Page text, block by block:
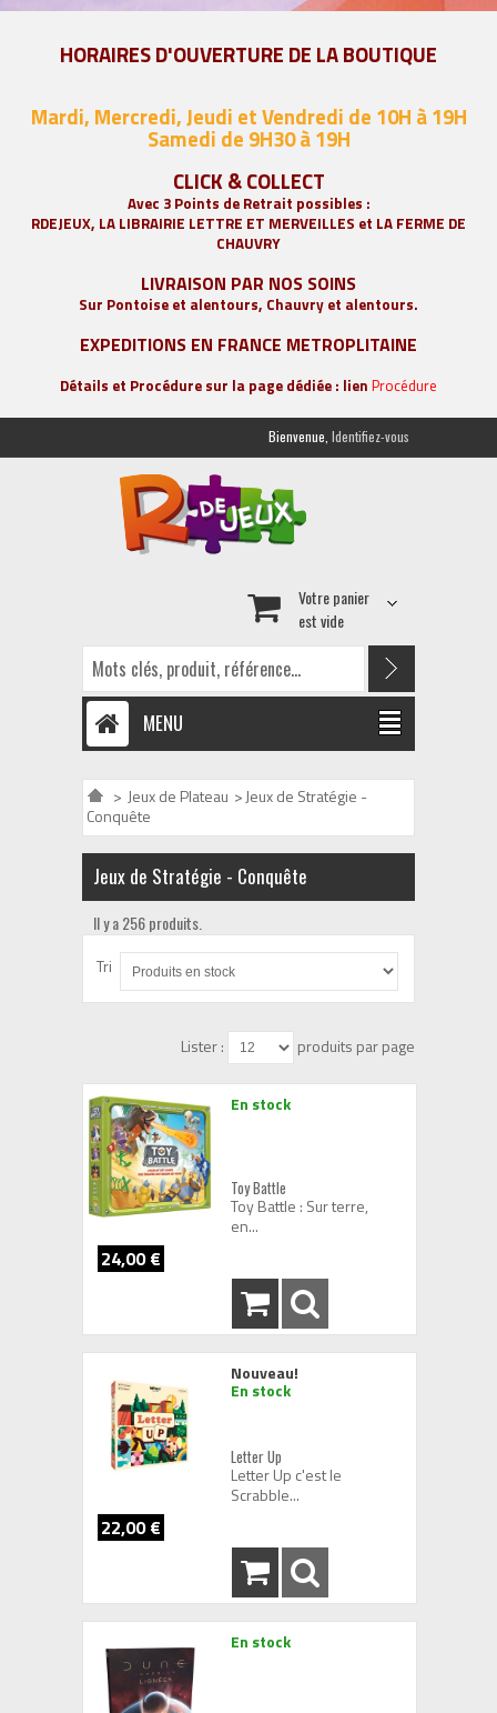
HORAIRES D'OUVERTURE DE LA BOUTIQUE
Mardi, Mercredi, Jeudi et Vendredi de 10H à 19H
Samedi de 9H30 à 19H
CLICK & COLLECT
Avec 3 Points de Retrait possibles :
RDEJEUX, LA LIBRAIRIE LETTRE ET MERVEILLES et LA FERME DE
CHAUVRY
LIVRAISON PAR NOS SOINS
Sur Pontoise et alentours, Chauvry et alentours.
EXPEDITIONS EN FRANCE METROPLITAINE
Détails et Procédure sur la page dédiée : lien Procédure
Bienvenue, Identifiez-vous
Votre panier
est vide
MENU
> Jeux de Plateau >Jeux de Stratégie -
Conquête
Jeux de Stratégie - Conquête
Il y a 256 produits.
Tri
Lister : produits par page
En stock
Toy Battle
Toy Battle : Sur terre,
en...
24,00 €
Nouveau!
En stock
Letter Up
Letter Up c'est le
Scrabble...
22,00 €
En stock